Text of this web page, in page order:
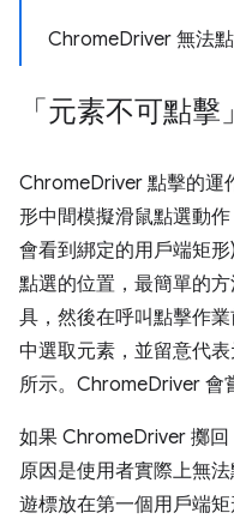
ChromeDriver 無法
「元素不可點擊
ChromeDriver 點擊的運
形中間模擬滑鼠點選動
會看到綁定的用戶端矩
點選的位置，最簡單的
具，然後在呼叫點擊作
中選取元素，並留意代
所示。ChromeDriver 會
如果 ChromeDriver 擲
原因是使用者實際上無
遊標放在第一個用戶端